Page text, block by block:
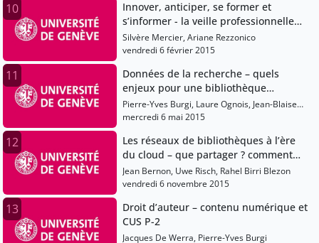
10
Innover, anticiper, se former et
s’informer - la veille professionnelle
aujourd’hui
Silvère Mercier, Ariane Rezzonico
vendredi 6 février 2015
11
Données de la recherche – quels
enjeux pour une bibliothèque
universitaire ?
Pierre-Yves Burgi, Laure Ognois, Jean-Blaise
Claivaz, Eliane Blumer
mercredi 6 mai 2015
12
Les réseaux de bibliothèques à l’ère
du cloud – que partager ? comment
travailler ?
Jean Bernon, Uwe Risch, Rahel Birri Blezon
vendredi 6 novembre 2015
13
Droit d’auteur – contenu numérique et
CUS P-2
Jacques De Werra, Pierre-Yves Burgi